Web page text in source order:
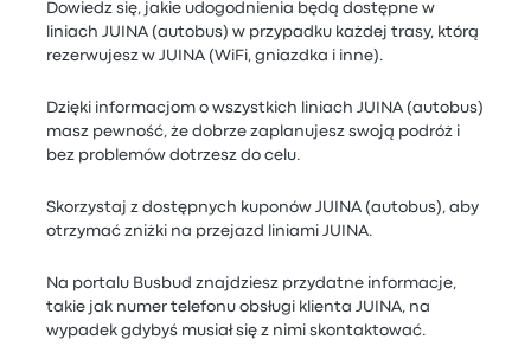
Dowiedz się, jakie udogodnienia będą dostępne w
liniach JUINA (autobus) w przypadku każdej trasy, którą
rezerwujesz w JUINA (WiFi, gniazdka i inne).
Dzięki informacjom o wszystkich liniach JUINA (autobus)
masz pewność, że dobrze zaplanujesz swoją podróż i
bez problemów dotrzesz do celu.
Skorzystaj z dostępnych kuponów JUINA (autobus), aby
otrzymać zniżki na przejazd liniami JUINA.
Na portalu Busbud znajdziesz przydatne informacje,
takie jak numer telefonu obsługi klienta JUINA, na
wypadek gdybyś musiał się z nimi skontaktować.